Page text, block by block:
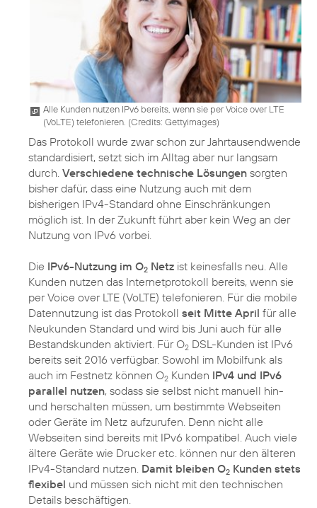
Alle Kunden nutzen IPv6 bereits, wenn sie per Voice over LTE
(VoLTE) telefonieren. (Credits: Gettyimages)
Das Protokoll wurde zwar schon zur Jahrtausendwende
standardisiert, setzt sich im Alltag aber nur langsam
durch. Verschiedene technische Lösungen sorgten
bisher dafür, dass eine Nutzung auch mit dem
bisherigen IPv4-Standard ohne Einschränkungen
möglich ist. In der Zukunft führt aber kein Weg an der
Nutzung von IPv6 vorbei.
Die IPv6-Nutzung im O2 Netz ist keinesfalls neu. Alle
Kunden nutzen das Internetprotokoll bereits, wenn sie
per Voice over LTE (VoLTE) telefonieren. Für die mobile
Datennutzung ist das Protokoll seit Mitte April für alle
Neukunden Standard und wird bis Juni auch für alle
Bestandskunden aktiviert. Für O2 DSL-Kunden ist IPv6
bereits seit 2016 verfügbar. Sowohl im Mobilfunk als
auch im Festnetz können O2 Kunden IPv4 und IPv6
parallel nutzen, sodass sie selbst nicht manuell hin-
und herschalten müssen, um bestimmte Webseiten
oder Geräte im Netz aufzurufen. Denn nicht alle
Webseiten sind bereits mit IPv6 kompatibel. Auch viele
ältere Geräte wie Drucker etc. können nur den älteren
IPv4-Standard nutzen. Damit bleiben O2 Kunden stets
flexibel und müssen sich nicht mit den technischen
Details beschäftigen.